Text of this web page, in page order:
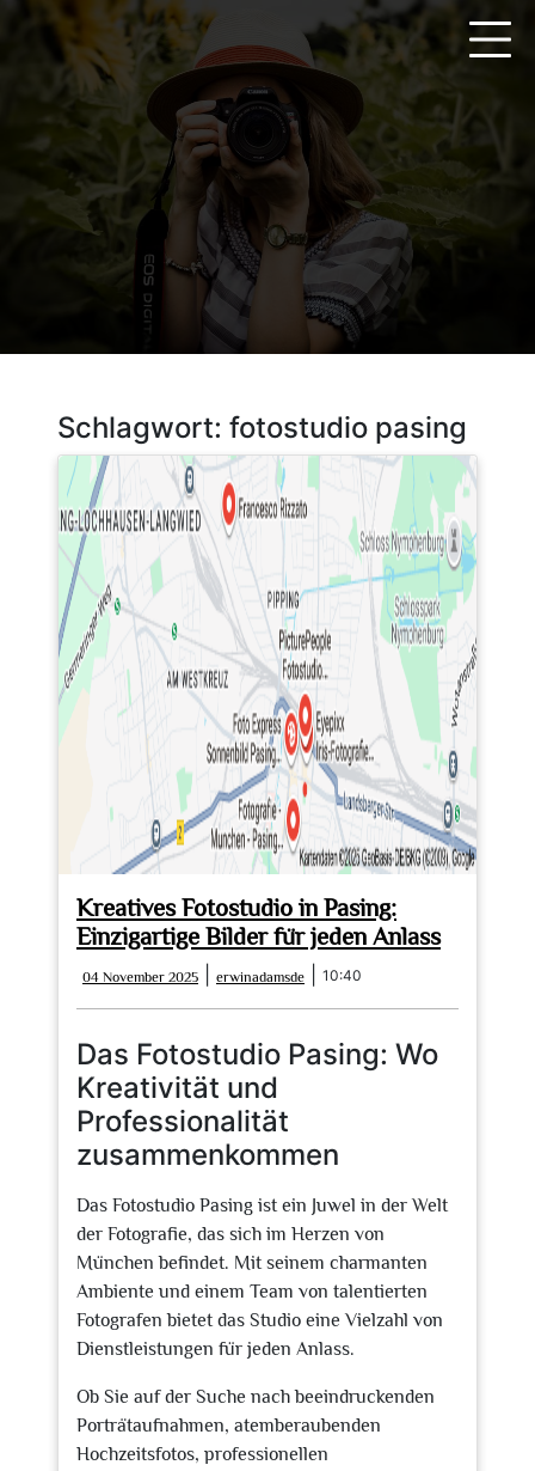
springen
Schlagwort: fotostudio pasing
Kreatives Fotostudio in Pasing:
Einzigartige Bilder für jeden Anlass
04 November 2025
November
2025
erwinadamsde erwinadamsde
10:40
Das Fotostudio Pasing: Wo
Kreativität und
Professionalität
zusammenkommen
Das Fotostudio Pasing ist ein Juwel in der Welt
der Fotografie, das sich im Herzen von
München befindet. Mit seinem charmanten
Ambiente und einem Team von talentierten
Fotografen bietet das Studio eine Vielzahl von
Dienstleistungen für jeden Anlass.
Ob Sie auf der Suche nach beeindruckenden
Porträtaufnahmen, atemberaubenden
Hochzeitsfotos, professionellen